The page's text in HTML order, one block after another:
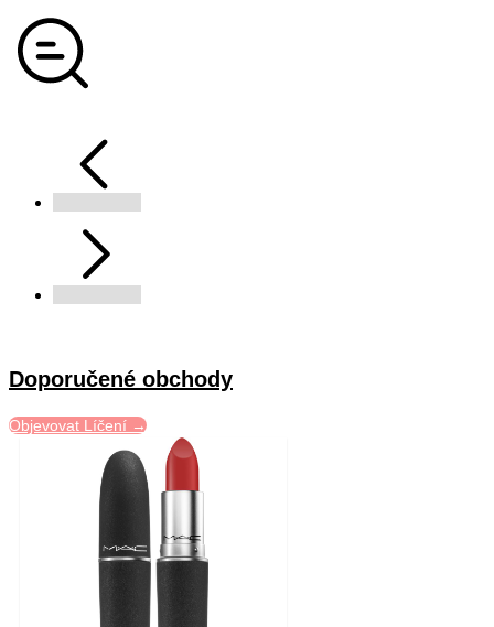
Doporučené obchody
Objevovat Líčení →